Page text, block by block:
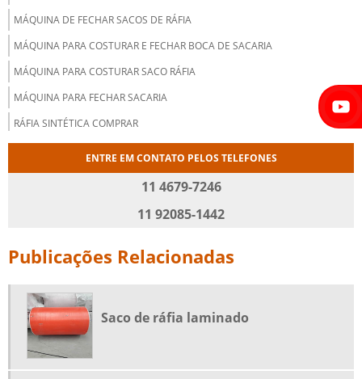
MÁQUINA DE FECHAR SACOS DE RÁFIA
MÁQUINA PARA COSTURAR E FECHAR BOCA DE SACARIA
MÁQUINA PARA COSTURAR SACO RÁFIA
MÁQUINA PARA FECHAR SACARIA
RÁFIA SINTÉTICA COMPRAR
SACARIA DE RÁFIA
SACO BIG BAGS
SACO DE RÁFIA BIG BAG
SACO DE RÁFIA COM ILHÓS
SACO DE RÁFIA CONVENCIONAL
ENTRE EM CONTATO PELOS TELEFONES
11 4679-7246
11 92085-1442
Publicações Relacionadas
Saco de ráfia laminado